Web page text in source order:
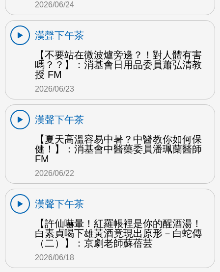
2026/06/24
漢聲下午茶
【不要站在微波爐旁邊？！對人體有害
嗎？？】：消基會日用品委員蕭弘清教
授 FM
2026/06/23
漢聲下午茶
【夏天高溫容易中暑？中醫教你如何保
健！】：消基會中醫藥委員潘珮蘭醫師
FM
2026/06/22
漢聲下午茶
【許仙嚇暈！紅羅帳裡是你的醒酒湯！
白素貞喝下雄黃酒竟現出原形－白蛇傳
（二）】：京劇老師蘇蓓芸
2026/06/18